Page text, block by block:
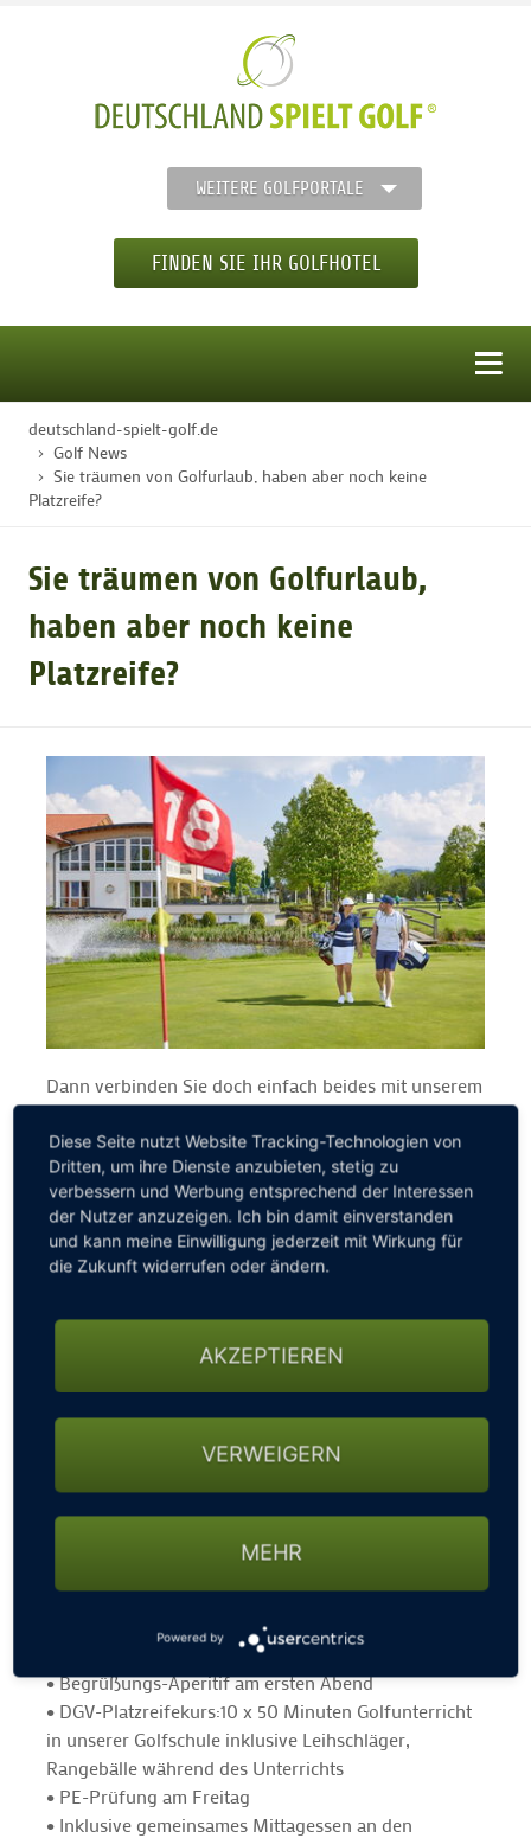
WEITERE GOLFPORTALE
FINDEN SIE IHR GOLFHOTEL
STARTSEITE
GOLFARRANGEMENTS
GOLF CARD
MALLORCA GOLFWOCHE
GOLF NEWS
deutschland-spielt-golf.de
Golf News
Sie träumen von Golfurlaub, haben aber noch keine
Platzreife?
Sie träumen von Golfurlaub,
haben aber noch keine
Platzreife?
Dann verbinden Sie doch einfach beides mit unserem
Angebot Platzreifewoche.
Eine Woche, die ein Leben verändert. Eine Woche, in
der man eins wird mit der Driving-Range. Eine
Woche, in der man nachts von St. Andrews träumt.
Eine Woche, an deren Ende die Platzreife steht – der
Ausgangspunkt einer großen Leidenschaft. Ganz
19. April bis 26. April 2026 I 17. Mai bis 24. Mai 2026
7. Juni bis 14. Juni 2026 I 12. Juli bis 19. Juli 2026
16. August bis 23. August 2026 I 6. September bis 13.
• Anreisetag: Sonntag
• 7 Übernachtungen inkl. Hanusel Genießer-Pension
(Kulinarische Wahl zwischen Genuss- und Vitalmenü,
stellen Sie sich Ihr Abendmenü nach Lust und Laune
aus den Empfehlungen unseres Küchenchefs
• Begrüßungs-Aperitif am ersten Abend
• DGV-Platzreifekurs:10 x 50 Minuten Golfunterricht
in unserer Golfschule inklusive Leihschläger,
Rangebälle während des Unterrichts
• PE-Prüfung am Freitag
• Inklusive gemeinsames Mittagessen an den
Diese Seite nutzt Website Tracking-Technologien von
Dritten, um ihre Dienste anzubieten, stetig zu
verbessern und Werbung entsprechend der Interessen
der Nutzer anzuzeigen. Ich bin damit einverstanden
und kann meine Einwilligung jederzeit mit Wirkung für
die Zukunft widerrufen oder ändern.
AKZEPTIEREN
VERWEIGERN
MEHR
Powered by